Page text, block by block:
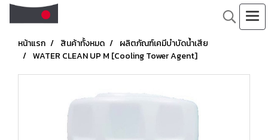
หน้าแรก สินค้าทั้งหมด
ผลิตภัณฑ์เคมีบำบัดน้ำเสีย
WATER CLEAN UP M [Cooling Tower Agent]